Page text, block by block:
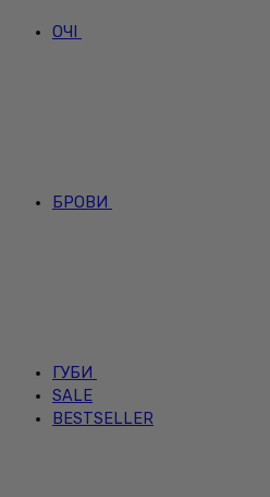
ОЧІ
БРОВИ
ГУБИ
SALE
BESTSELLER